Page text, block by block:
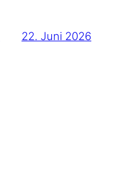
22. Juni 2026